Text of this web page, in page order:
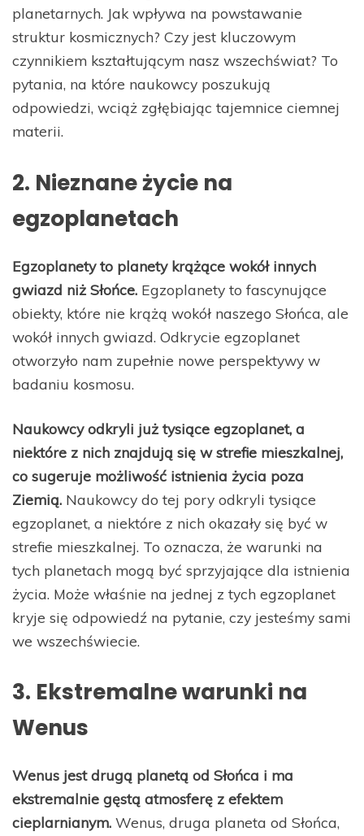
planetarnych. Jak wpływa na powstawanie
struktur kosmicznych? Czy jest kluczowym
czynnikiem kształtującym nasz wszechświat? To
pytania, na które naukowcy poszukują
odpowiedzi, wciąż zgłębiając tajemnice ciemnej
materii.
2. Nieznane życie na
egzoplanetach
Egzoplanety to planety krążące wokół innych
gwiazd niż Słońce. Egzoplanety to fascynujące
obiekty, które nie krążą wokół naszego Słońca, ale
wokół innych gwiazd. Odkrycie egzoplanet
otworzyło nam zupełnie nowe perspektywy w
badaniu kosmosu.
Naukowcy odkryli już tysiące egzoplanet, a
niektóre z nich znajdują się w strefie mieszkalnej,
co sugeruje możliwość istnienia życia poza
Ziemią. Naukowcy do tej pory odkryli tysiące
egzoplanet, a niektóre z nich okazały się być w
strefie mieszkalnej. To oznacza, że warunki na
tych planetach mogą być sprzyjające dla istnienia
życia. Może właśnie na jednej z tych egzoplanet
kryje się odpowiedź na pytanie, czy jesteśmy sami
we wszechświecie.
3. Ekstremalne warunki na
Wenus
Wenus jest drugą planetą od Słońca i ma
ekstremalnie gęstą atmosferę z efektem
cieplarnianym. Wenus, druga planeta od Słońca,